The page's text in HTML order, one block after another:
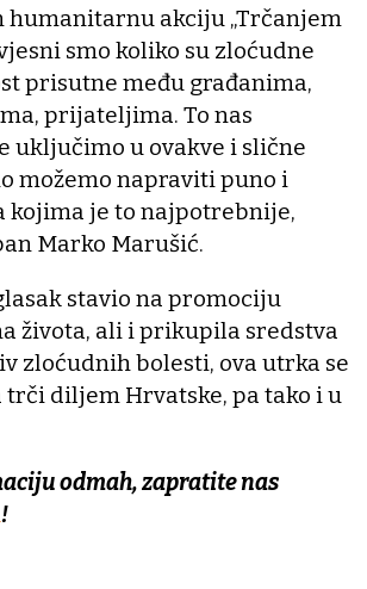
humanitarnu akciju „Trčanjem
smo koliko su zloćudne
prisutne među građanima,
prijateljima. To nas
uključimo u ovakve i slične
možemo napraviti puno i
kojima je to najpotrebnije,
Marko Marušić.
stavio na promociju
života, ali i prikupila sredstva
zloćudnih bolesti, ova utrka se
trči diljem Hrvatske, pa tako i u
odmah, zapratite nas
!